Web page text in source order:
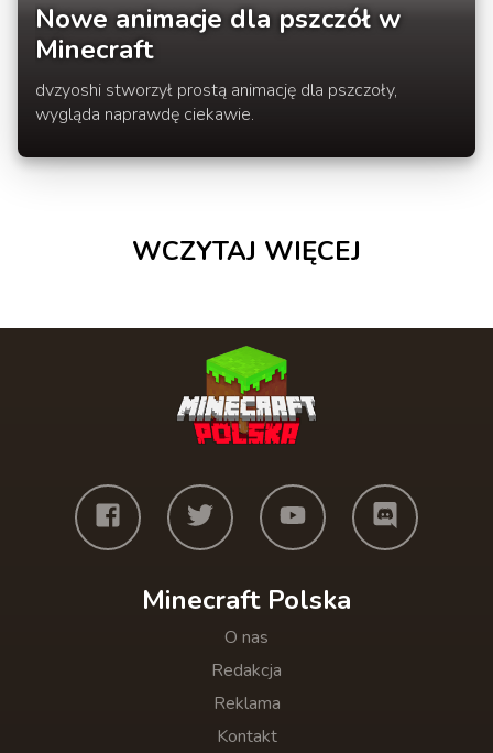
Nowe animacje dla pszczół w
Minecraft
dvzyoshi stworzył prostą animację dla pszczoły,
wygląda naprawdę ciekawie.
WCZYTAJ WIĘCEJ
Minecraft Polska
O nas
Redakcja
Reklama
Kontakt